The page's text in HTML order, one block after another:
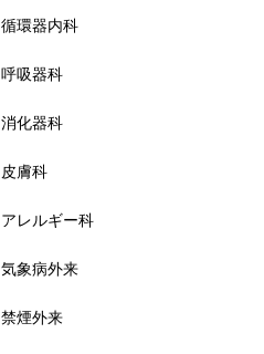
循環器内科
呼吸器科
消化器科
皮膚科
アレルギー科
気象病外来
禁煙外来